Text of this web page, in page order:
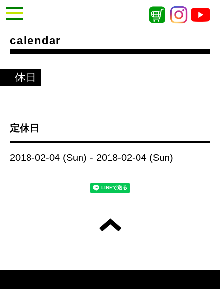
calendar
休日
定休日
2018-02-04 (Sun) - 2018-02-04 (Sun)